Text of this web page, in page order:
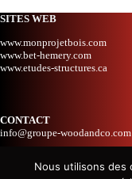
SITES WEB
www.monprojetbois.com
www.bet-hemery.com
www.etudes-structures.ca
CONTACT
info@groupe-woodandco.com
Nous utilisons des